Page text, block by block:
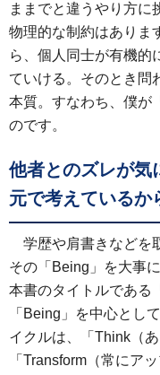
ままでと違うやり方に
物理的な制約はありま
ら、個人同士が有機的
ていける。そのとき問
本質。すなわち、僕が
のです。
他者とのズレが気
元で考えているか
学歴や肩書きなどを
その「Being」を大事
本書のタイトルである
「Being」を中心とし
イクルは、「Think（
「Transform（常にア